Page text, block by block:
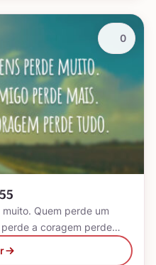
Quem perde um
a coragem perde…
0